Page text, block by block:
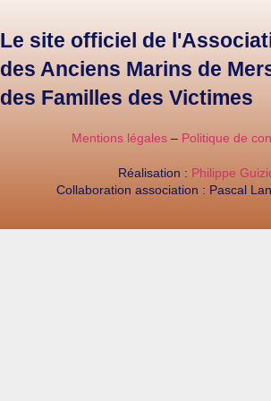
Le site officiel de
des Anciens Marins de
des Familles des Victimes
Mentions légales – Politique de
Réalisation : Philippe
Collaboration association : Pascal